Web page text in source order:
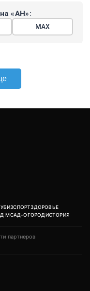
«АН»:
МАХ
СПОРТЗДОРОВЬЕ
МСАД-ОГОРОДИСТОРИЯ
партнеров